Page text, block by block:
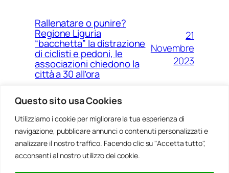
Questo sito usa Cookies
Utilizziamo i cookie per migliorare la tua esperienza di
navigazione, pubblicare annunci o contenuti personalizzati e
analizzare il nostro traffico. Facendo clic su "Accetta tutto",
acconsenti al nostro utilizzo dei cookie.
Rallenatare o punire?
Regione Liguria
“bacchetta” la distrazione
di ciclisti e pedoni, le
associazioni chiedono la
città a 30 all’ora
21
Novembre
2023
Ponte Morandi e quell’anno
zero che non è mai arrivato a
Genova
Agosto
2023